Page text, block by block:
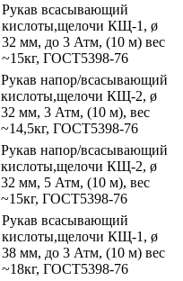
Рукав всасывающий
кислоты,щелочи КЩ-1, ø
32 мм, до 3 Атм, (10 м) вес
~15кг, ГОСТ5398-76
Рукав напор/всасывающий
кислоты,щелочи КЩ-2, ø
32 мм, 3 Атм, (10 м), вес
~14,5кг, ГОСТ5398-76
Рукав напор/всасывающий
кислоты,щелочи КЩ-2, ø
32 мм, 5 Атм, (10 м), вес
~15кг, ГОСТ5398-76
Рукав всасывающий
кислоты,щелочи КЩ-1, ø
38 мм, до 3 Атм, (10 м) вес
~18кг, ГОСТ5398-76